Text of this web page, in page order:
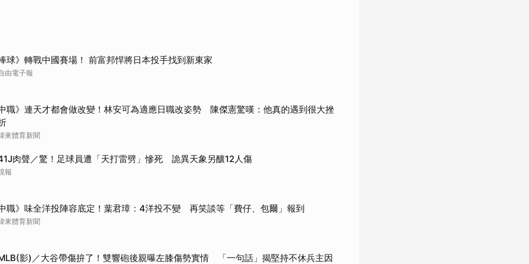
球》轉戰中國賽場！ 前富邦悍將日本投手找到新東家
由電子報
職》連天才都會做改變！林安可為適應日職改姿勢 陳傑憲驚嘆：他真的遇到很大挫
來體育新聞
肉聲／驚！足球員遭「天打雷劈」慘死 詭異天象另釀12人傷
報
職》味全洋投陣容底定！葉君璋：4洋投不變 再笑談等「費仔、包爾」報到
來體育新聞
影)／大谷帶傷拚了！雙響砲後親曝左膝傷勢實情 「一句話」揭堅持不休兵主因